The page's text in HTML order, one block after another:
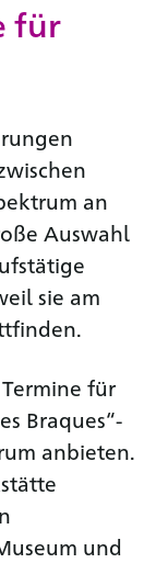
für
an
Auswahl
sie am
für
Braques“-
anbieten.
und